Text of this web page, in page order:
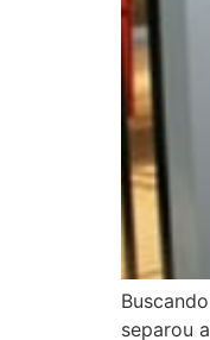
separou